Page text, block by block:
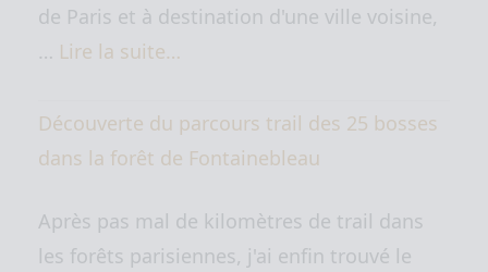
de Paris et à destination d'une ville voisine,
… Lire la suite…
Découverte du parcours trail des 25 bosses
dans la forêt de Fontainebleau
Après pas mal de kilomètres de trail dans
les forêts parisiennes, j'ai enfin trouvé le